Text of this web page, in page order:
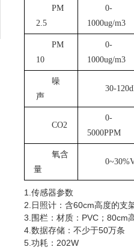
PM
2.5
0-
1000ug/m3
PM
10
0-
1000ug/m3
噪
声
30-
CO2
0-
5000PPM
氧含
量
1.传感器参数
2.日照计：含60cm高度的支
3.围栏：材质：PVC；80cm
4.数据存储：不少于50万条
5.功耗：202W